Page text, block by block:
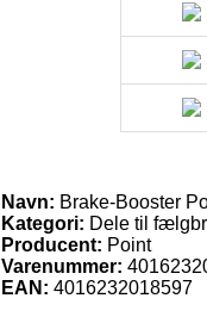
Navn: Brake-Booster
Kategori: Dele til
Producent: Point
Varenummer:
EAN: 4016232018597